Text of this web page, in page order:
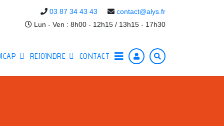
03 87 34 43 43
contact@alys.fr
Lun - Ven : 8h00 - 12h15 / 13h15 - 17h30
REJOINDRE CONTACT